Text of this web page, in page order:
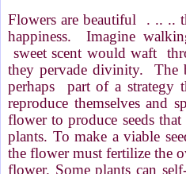
Flowers are beautiful . .. ..
happiness. Imagine
sweet scent would waft
they pervade divinity. The
perhaps part of a strategy
reproduce themselves and
flower to produce seeds
plants. To make a viable
the flower must fertilize the
flower. Some plants can